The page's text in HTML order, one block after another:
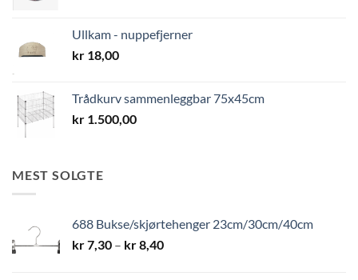
Ullkam - nuppefjerner
kr 18,00
Trådkurv sammenleggbar 75x45cm
kr 1.500,00
MEST SOLGTE
688 Bukse/skjørtehenger 23cm/30cm/40cm
kr7,30 – kr8,40Prisområde: